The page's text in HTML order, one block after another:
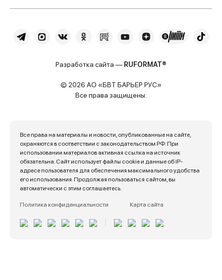
Разработка сайта — RUFORMAT®
© 2026 АО «БВТ БАРЬЕР РУС»
Все права защищены.
Все права на материалы и новости, опубликованные на сайте,
охраняются в соответствии с законодательством РФ. При
использовании материалов активная ссылка на источник
обязательна. Сайт использует файлы cookie и данные об IP-
адресе пользователя для обеспечения максимального удобства
его использования. Продолжая пользоваться сайтом, вы
автоматически с этим соглашаетесь.
Политика конфиденциальности Карта сайта